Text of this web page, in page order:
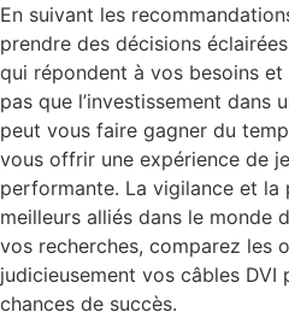
En suivant les
prendre des décisions
qui répondent à vos besoins et
pas que l’investissement dans
peut vous faire gagner du
vous offrir une expérience de
performante. La vigilance et la
meilleurs alliés dans le monde
vos recherches, comparez les
judicieusement vos câbles DVI
chances de succès.